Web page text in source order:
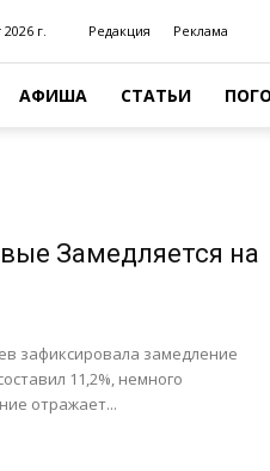
2026 г. Редакция Реклама
АФИША СТАТЬИ
Замедляется на
зафиксировала замедление
11,2%, немного
отражает...